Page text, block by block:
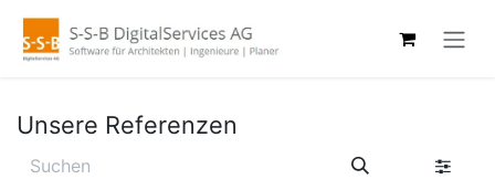
Zum Inhalt springen
Unsere Referenzen